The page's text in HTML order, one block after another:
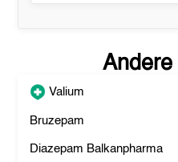
Andere
Valium
Bruzepam
Diazepam Balkanpharma